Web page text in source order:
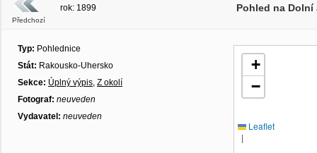
Předchozí
rok: 1899 Pohled na
Typ: Pohlednice
Stát: Rakousko-Uhersko
Sekce: Úplný výpis, Z okolí
Fotograf: neuveden
Vydavatel: neuveden
+
−
Leaflet
|